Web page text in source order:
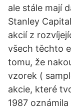
ale stále mají
Stanley
akcií z
všech těchto
tomu, že
vzorek (
akcie, které
1987